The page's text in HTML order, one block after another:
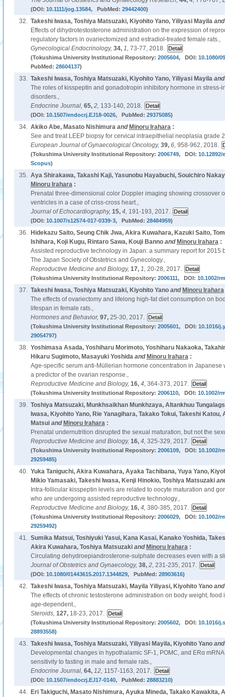
(DOI: 10.1111/jog.13584, PubMed: 29442400)
32. Takeshi Iwasa, Toshiya Matsuzaki, Kiyohito Yano, Yiliyasi Mayila
Effects of dihydrotestosterone administration on the expression of
regulatory factors in ovariectomized and estradiol-treated female rats.,
Gynecological Endocrinology, 34, 1, 73-77, 2018.
(Tokushima University Institutional Repository: 2005604, DOI: 10.1080/
PubMed: 28604137)
33. Takeshi Iwasa, Toshiya Matsuzaki, Kiyohito Yano, Yiliyasi Mayila
The roles of kisspeptin and gonadotropin inhibitory hormone in stress-
disorders.,
Endocrine Journal, 65, 2, 133-140, 2018.
(DOI: 10.1507/endocrj.EJ18-0026, PubMed: 29375085)
34. Akiko Abe, Masato Nishimuraand Minoru Irahara:
See and treat LEEP biopsy for cervical intraepithelial neoplasia grade
European Journal of Gynaecological Oncology, 39, 6, 958-962, 2018.
(Tokushima University Institutional Repository: 2006749, DOI: 10.12892/
Scopus)
35. Aya Shirakawa, Takashi Kaji, Yasunobu Hayabuchi, Souichiro
Minoru Irahara:
Prenatal three-dimensional color Doppler imaging showing crossover
ventricles in a case of criss-cross heart.,
Journal of Echocardiography, 15, 4, 191-193, 2017.
(DOI: 10.1007/s12574-017-0339-3, PubMed: 28484959)
36.
Hidekazu Saito, Seung Chik Jwa, Akira Kuwahara, Kazuki Saito,
Ishihara, Koji Kugu, Rintaro Sawa, Kouji Bannoand Minoru Irahara:
Assisted reproductive technology in Japan: a summary report for 2015
The Japan Society of Obstetrics and Gynecology.,
Reproductive Medicine and Biology, 17, 1, 20-28, 2017.
(Tokushima University Institutional Repository: 2006111, DOI: 10.1002/
37. Takeshi Iwasa, Toshiya Matsuzaki, Kiyohito Yanoand Minoru Irahara
The effects of ovariectomy and lifelong high-fat diet consumption on
lifespan in female rats.,
Hormones and Behavior, 97, 25-30, 2017.
(Tokushima University Institutional Repository: 2005601, DOI: 10.1016/
29054797)
38. Yoshimasa Asada, Yoshiharu Morimoto, Yoshiharu Nakaoka,
Hikaru Sugimoto, Masayuki Yoshidaand Minoru Irahara:
Age-specific serum anti-Müllerian hormone concentration in Japanese
a predictor of the ovarian response.,
Reproductive Medicine and Biology, 16, 4, 364-373, 2017.
(Tokushima University Institutional Repository: 2006110, DOI: 10.1002/
39. Toshiya Matsuzaki, Munkhsaikhan Munkhzaya, Altankhuu
Iwasa, Kiyohito Yano, Rie Yanagihara, Takako Tokui, Takeshi
Matsuiand Minoru Irahara:
Prenatal undernutrition disrupted the sexual maturation, but not the
Reproductive Medicine and Biology, 16, 4, 325-329, 2017.
(Tokushima University Institutional Repository: 2006109, DOI: 10.1002/
29259485)
40. Yuka Taniguchi, Akira Kuwahara, Ayaka Tachibana, Yuya Yano,
Mikio Yamasaki, Takeshi Iwasa, Kenji Hinokio, Toshiya Matsuzaki
Intra-follicular kisspeptin levels are related to oocyte maturation and
who are undergoing assisted reproductive technology.,
Reproductive Medicine and Biology, 16, 4, 380-385, 2017.
(Tokushima University Institutional Repository: 2006029, DOI: 10.1002/
29259492)
41. Sumika Matsui, Toshiyuki Yasui, Kana Kasai, Kanako Yoshida,
Akira Kuwahara, Toshiya Matsuzakiand Minoru Irahara:
Circulating dehydroepiandrosterone-sulphate decreases even with a
Journal of Obstetrics and Gynaecology, 38, 2, 231-235, 2017.
(DOI: 10.1080/01443615.2017.1344829, PubMed: 28903616)
42. Takeshi Iwasa, Toshiya Matsuzaki, Mayila Yiliyasi, Kiyohito Yano
The effects of chronic testosterone administration on body weight, food
age-dependent.,
Steroids, 127, 18-23, 2017.
(Tokushima University Institutional Repository: 2005602, DOI: 10.1016/
28893558)
43. Takeshi Iwasa, Toshiya Matsuzaki, Yiliyasi Mayila, Kiyohito Yano
Developmental changes in hypothalamic SF-1, POMC, and ERα
sensitivity to fasting in male and female rats.,
Endocrine Journal, 64, 12, 1157-1163, 2017.
(DOI: 10.1507/endocrj.EJ17-0140, PubMed: 28883210)
44.
Eri Takiguchi, Masato Nishimura, Ayuka Mineda, Takako Kawakita,